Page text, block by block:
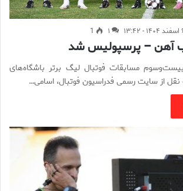
۱ 1
آهن – پرسپولیس شد
مسابقات فوتبال لیگ برتر باشگاه‌های
از سایت رسمی فدراسیون فوتبال، اسامی…